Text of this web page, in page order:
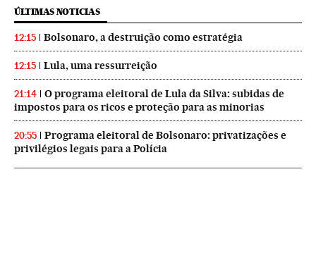
ÚLTIMAS NOTICIAS
12:15 Bolsonaro, a destruição como estratégia
12:15 Lula, uma ressurreição
21:14
O programa eleitoral de Lula da Silva: subidas de
impostos para os ricos e proteção para as minorias
20:55
Programa eleitoral de Bolsonaro: privatizações e
privilégios legais para a Polícia